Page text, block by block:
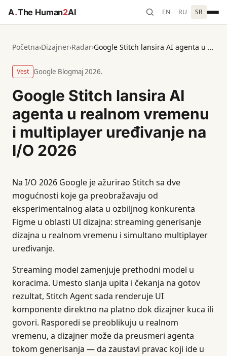
A.The Human2AI EN RU SR
Početna›Dizajner›Radar› Google Stitch lansira AI agenta u realnom vremenu i multiplayer uređivanje na I/O 2026
Vest Google Blogmaj 2026.
Google Stitch lansira AI
agenta u realnom vremenu
i multiplayer uređivanje na
I/O 2026
Na I/O 2026 Google je ažurirao Stitch sa dve
mogućnosti koje ga preobražavaju od
eksperimentalnog alata u ozbiljnog konkurenta
Figme u oblasti UI dizajna: streaming generisanje
dizajna u realnom vremenu i simultano multiplayer
uređivanje.
Streaming model zamenjuje prethodni model u
koracima. Umesto slanja upita i čekanja na gotov
rezultat, Stitch Agent sada renderuje UI
komponente direktno na platno dok dizajner kuca ili
govori. Rasporedi se preoblikuju u realnom
vremenu, a dizajner može da preusmeri agenta
tokom generisanja — da zaustavi pravac koji ide u